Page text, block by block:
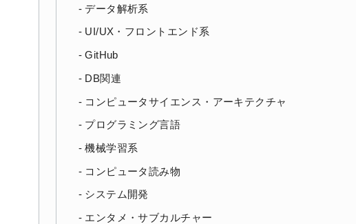
データ解析系
UI/UX・フロントエンド系
GitHub
DB関連
コンピュータサイエンス・アーキテクチャ
プログラミング言語
機械学習系
コンピュータ読み物
システム開発
エンタメ・サブカルチャー